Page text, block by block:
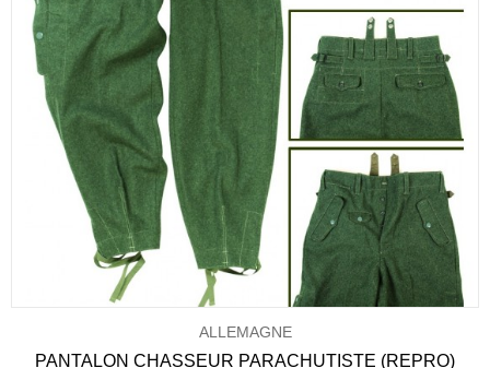
ALLEMAGNE
PANTALON CHASSEUR PARACHUTISTE (REPRO)